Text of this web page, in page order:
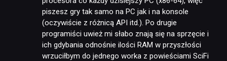
piszesz gry tak samo na PC jak i na konsole
(oczywiście z różnicą API itd.). Po drugie
programiści uwież mi słabo znają się na sprzęcie i
ich gdybania odnośnie ilości RAM w przyszłości
wrzuciłbym do jednego worka z powieściami SciFi